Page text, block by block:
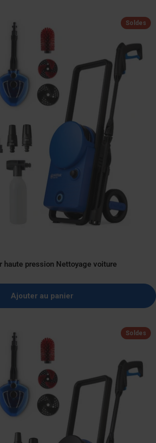
Soldes
haute pression Nettoyage voiture
Ajouter au panier
Soldes